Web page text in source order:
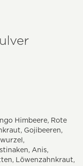
Himbeere, Rote
Gojibeeren,
Anis,
Löwenzahnkraut,